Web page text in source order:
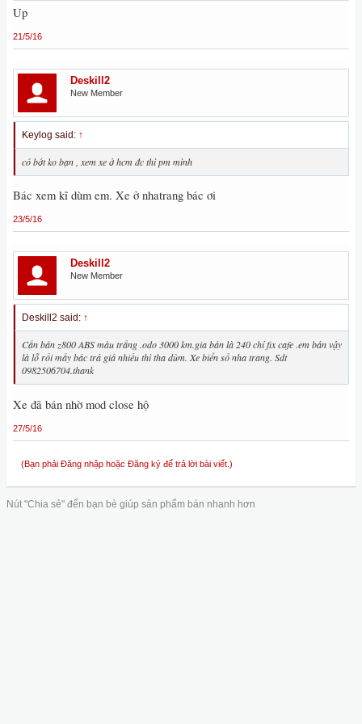
Up
21/5/16
Deskill2
New Member
Keylog said: ↑
có bớt ko bạn , xem xe ở hcm đc thì pm mình
Bác xem kĩ dùm em. Xe ở nhatrang bác ơi
23/5/16
Deskill2
New Member
Deskill2 said: ↑
Cần bán z800 ABS màu trắng .odo 3000 km.gia bán là 240 chỉ fix cafe .em bán vậy
là lỗ rồi mấy bác trả giá nhiều thì tha dùm. Xe biển số nha trang. Sdt
0982506704.thank
Xe đã bán nhờ mod close hộ
27/5/16
(Bạn phải Đăng nhập hoặc Đăng ký để trả lời bài viết.)
Nút "Chia sẻ" đến bạn bè giúp sản phẩm bán nhanh hơn